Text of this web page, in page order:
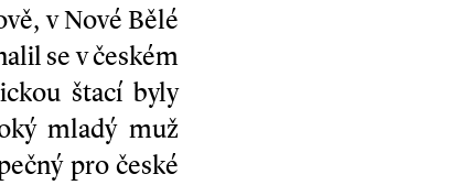
v Nové Bělé
se v českém
štací byly
mladý muž
pro české